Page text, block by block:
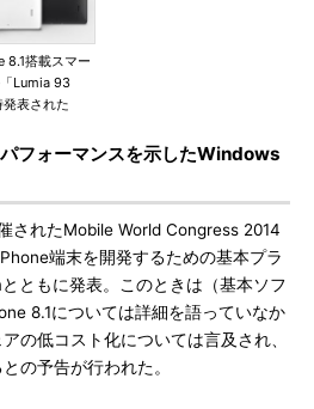
8.1搭載スマー
Lumia 93
表された
フォーマンスを示したWindows
されたMobile World Congress 2014
端末を開発するための基本プラ
ともに発表。このときは（基本ソフ
8.1については詳細を語っていなか
の低コスト化については言及され、
の予告が行われた。